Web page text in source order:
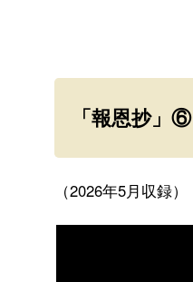
「報恩抄」⑥
（2026年5月収録）